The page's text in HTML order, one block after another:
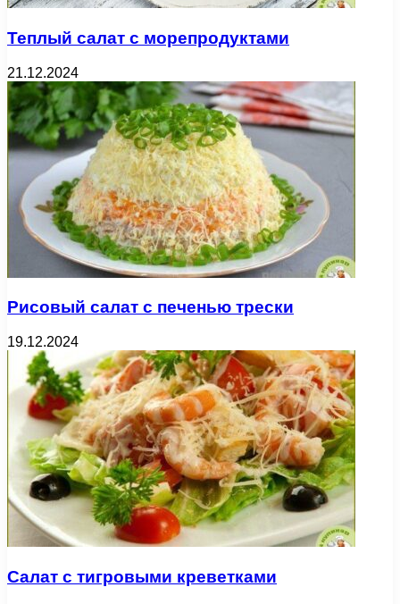
Теплый салат с морепродуктами
21.12.2024
Рисовый салат с печенью трески
19.12.2024
Салат с тигровыми креветками